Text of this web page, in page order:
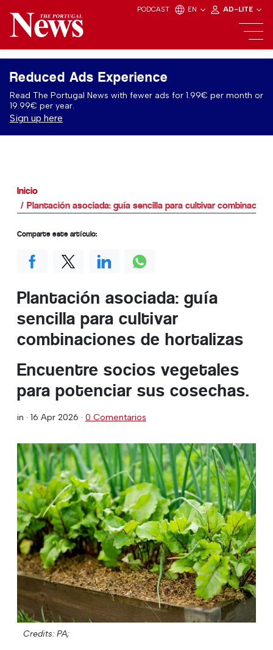
PODCAST EN AD-LITE
Reduced Ads Experience
Read The Portugal News with fewer ads for 1.99€ per month or
19.99€ per year.
Sign up here
Inicio
Plantación asociada: guía sencilla para cultivar
Plantación asociada: guía
sencilla para cultivar
combinaciones de hortalizas
Encuentre socios vegetales
para potenciar sus cosechas.
in · 16 Apr 2026 · 0 Comentarios
Credits: PA;
Comparte este artículo: